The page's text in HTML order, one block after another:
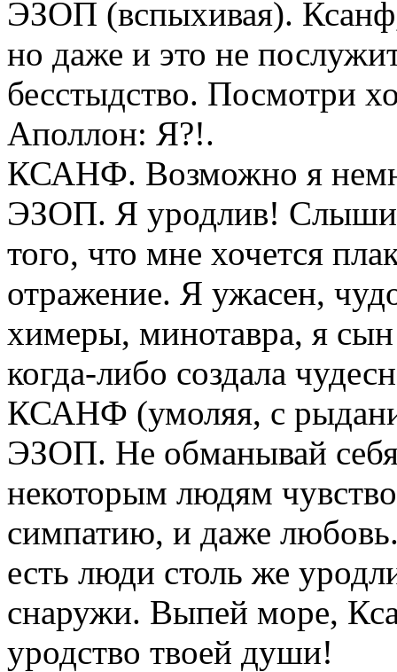
ЭЗОП (вспыхивая).
но даже и это не
бесстыдство. Посмотри
Аполлон: Я?!.
КСАНФ. Возможно я
ЭЗОП. Я уродлив!
того, что мне хочется
отражение. Я ужасен,
химеры, минотавра, я сын
когда-либо создала
КСАНФ (умоляя, с
ЭЗОП. Не обманывай
некоторым людям
симпатию, и даже
есть люди столь же
снаружи. Выпей море,
уродство твоей души!